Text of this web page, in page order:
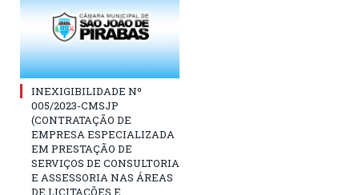
INEXIGIBILIDADE Nº
005/2023-CMSJP
(CONTRATAÇÃO DE
EMPRESA ESPECIALIZADA
EM PRESTAÇÃO DE
SERVIÇOS DE CONSULTORIA
E ASSESSORIA NAS ÁREAS